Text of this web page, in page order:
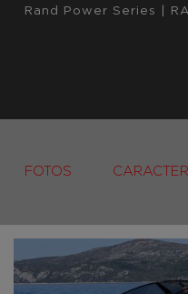
Rand Power Series
FOTOS